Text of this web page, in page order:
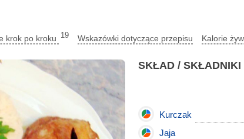
krok po kroku 19 Wskazówki dotyczące przepisu Kalorie
SKŁAD / SKŁADNIKI
Kurczak
Jaja